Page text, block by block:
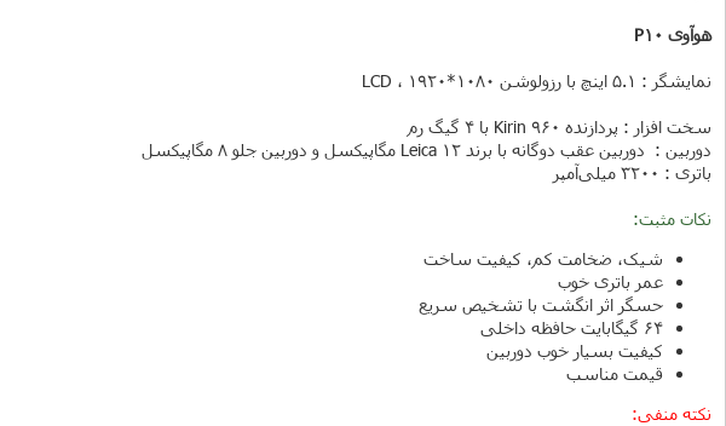
هوآوی P10
نمایشگر : 5.1 اینچ با رزولوشن 1080*1920 ، LCD
سخت افزار : پردازنده Kirin 960 با 4 گیگ رم
دوربین : دوربین عقب دوگانه با برند Leica 12 مگاپیکسل و دوربین جلو 8 مگاپیکسل
باتری : 3200 میلی‌آمپر
نکات مثبت:
شیک، ضخامت کم، کیفیت ساخت
عمر باتری خوب
حسگر اثر انگشت با تشخیص سریع
64 گیگابایت حافظه داخلی
کیفیت بسیار خوب دوربین
قیمت مناسب
نکته منفی: